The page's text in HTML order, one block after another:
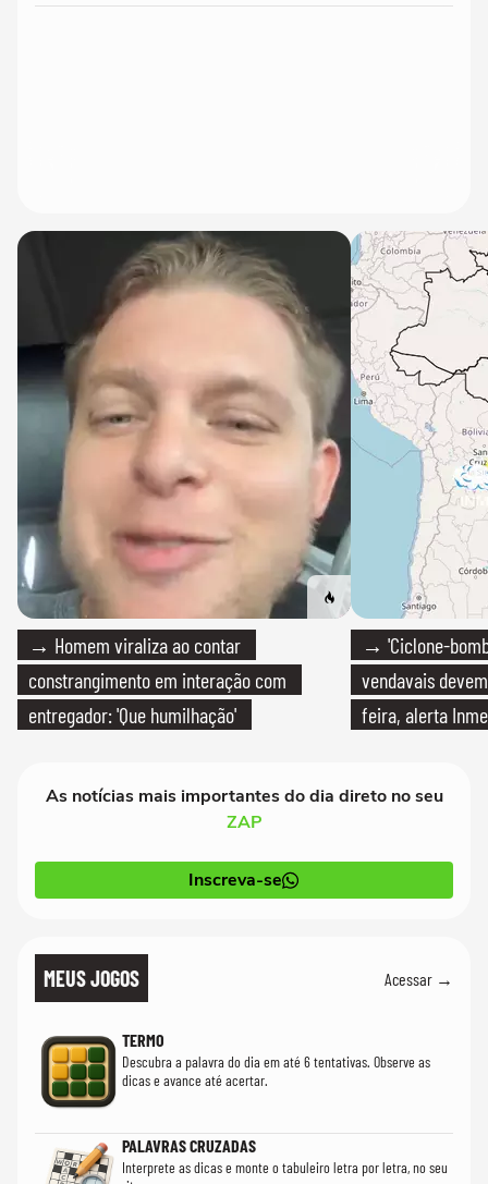
→ Homem viraliza ao contar
constrangimento em interação com
entregador: 'Que humilhação'
→ 'Ciclone-
vendavais
feira, alerta
As notícias mais importantes do dia direto no seu
ZAP
Inscreva-se
MEUS JOGOS Acessar →
TERMO
Descubra a palavra do dia em até 6 tentativas. Observe as
dicas e avance até acertar.
PALAVRAS CRUZADAS
Interprete as dicas e monte o tabuleiro letra por letra, no seu